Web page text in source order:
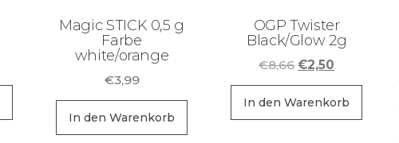
Magic STICK 0,5 g
Farbe
white/orange
€3,99
In den Warenkorb
OGP Twister
Black/Glow 2g
€8,66 Ursprünglicher
Preis
war:
€8,66
€2,50
Preis
ist:
€2,50.
In den Warenkorb